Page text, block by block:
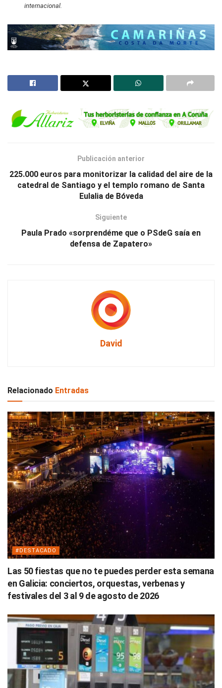
internacional.
Publicación anterior
225.000 euros para monitorizar la calidad del aire de la
catedral de Santiago y el templo romano de Santa
Eulalia de Bóveda
Siguiente
Paula Prado «sorprendéme que o PSdeG saía en
defensa de Zapatero»
David
Relacionado Entradas
#DESTACADO
Las 50 fiestas que no te puedes perder esta semana
en Galicia: conciertos, orquestas, verbenas y
festivales del 3 al 9 de agosto de 2026